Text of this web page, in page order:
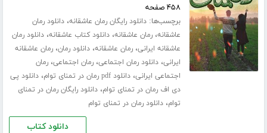
۴۵۸ صفحه
برچسب‌ها:دانلود رایگان رمان عاشقانه،دانلود رمان
عاشقانه،رمان عاشقانه،دانلود کتاب عاشقانه،دانلود رمان
عاشقانه ایرانی،رمان عاشقانه،دانلود رمان،رمان عاشقانه
ایرانی،دانلود رمان اجتماعی،رمان اجتماعی،رمان
اجتماعی ایرانی،دانلود pdf رمان در تمنای توام ،دانلود پی
دی اف رمان در تمنای توام،دانلود رایگان رمان در تمنای
توام،دانلود رمان در تمنای توام
دانلود کتاب